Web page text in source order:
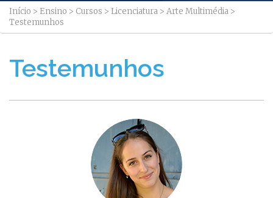
Início > Ensino > Cursos > Licenciatura > Arte Multimédia >
Testemunhos
Testemunhos